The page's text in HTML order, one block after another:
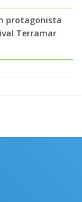
protagonista
Terramar